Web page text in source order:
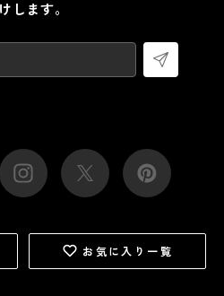
します。
お気に入り一覧